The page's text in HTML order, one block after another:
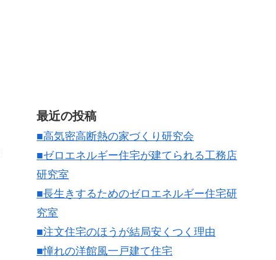
最近の投稿
■高気密高断熱の家づくり研究会
■ゼロエネルギー住宅が建てられる工務店
研究室
■長生きするためのゼロエネルギー住宅研
究室
■注文住宅のほうが結局安くつく理由
■憧れの洋館風一戸建て住宅